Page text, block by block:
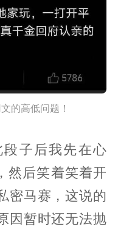
的高低问题！
子后我先在心
然后笑着笑着开
密马赛，这说的
因暂时还无法抛